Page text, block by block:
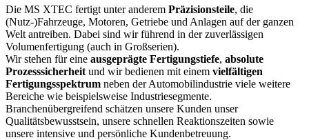
Die MS XTEC fertigt unter anderem Präzisionsteile, die
(Nutz-)Fahrzeuge, Motoren, Getriebe und Anlagen auf der ganzen
Welt antreiben. Dabei sind wir führend in der zuverlässigen
Volumenfertigung (auch in Großserien).
Wir stehen für eine ausgeprägte Fertigungstiefe, absolute
Prozesssicherheit und wir bedienen mit einem vielfältigen
Fertigungsspektrum neben der Automobilindustrie viele weitere
Bereiche wie beispielsweise Industriesegmente.
Branchenübergreifend schätzen unsere Kunden unser
Qualitätsbewusstsein, unsere schnellen Reaktionszeiten sowie
unsere intensive und persönliche Kundenbetreuung.